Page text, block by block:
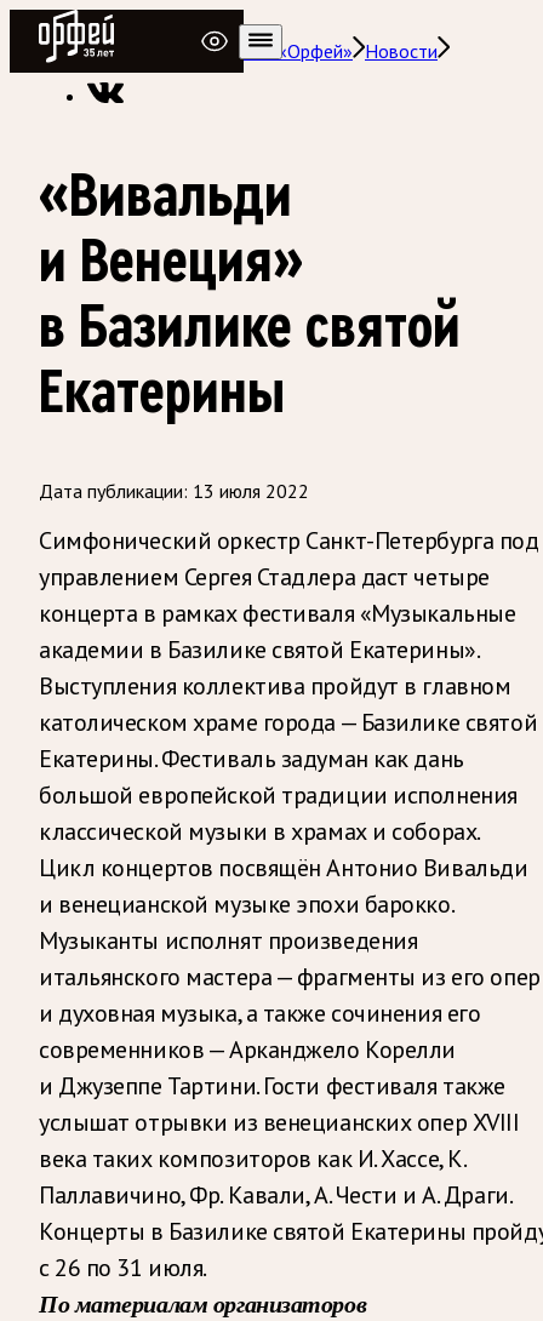
Радио Орфей
Радио классической музыки «Орфей» Новости
«Вивальди
и Венеция»
в Базилике святой
Екатерины
Дата публикации: 13 июля 2022
Симфонический оркестр Санкт-Петербурга под
управлением Сергея Стадлера даст четыре
концерта в рамках фестиваля «Музыкальные
академии в Базилике святой Екатерины».
Выступления коллектива пройдут в главном
католическом храме города — Базилике святой
Екатерины. Фестиваль задуман как дань
большой европейской традиции исполнения
классической музыки в храмах и соборах.
Цикл концертов посвящён Антонио Вивальди
и венецианской музыке эпохи барокко.
Музыканты исполнят произведения
итальянского мастера — фрагменты из его опер
и духовная музыка, а также сочинения его
современников — Арканджело Корелли
и Джузеппе Тартини. Гости фестиваля также
услышат отрывки из венецианских опер XVIII
века таких композиторов как И. Хассе, К.
Паллавичино, Фр. Кавали, А. Чести и А. Драги.
Концерты в Базилике святой Екатерины
с 26 по 31 июля.
По материалам организаторов